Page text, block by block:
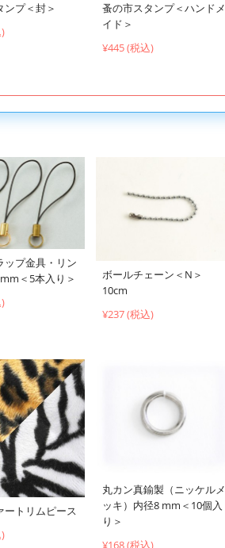
ンプ＜封＞
蚤の市スタンプ＜ハンドメ
イド＞
¥445 (税込)
ップ金具・リン
＜5本入り＞
ボールチェーン＜N＞
10cm
¥237 (税込)
ートリムピース
丸カン真鍮製（ニッケルメ
ッキ）内径8 mm＜10個入
り＞
¥168 (税込)